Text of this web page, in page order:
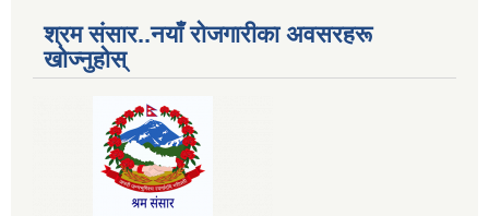
श्रम संसार..नयाँ रोजगारीका अवसरहरू
खोज्नुहोस्